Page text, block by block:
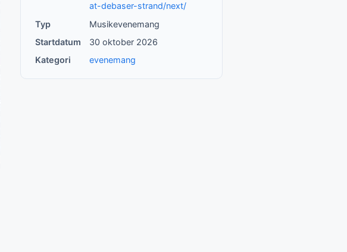
at-debaser-strand/next/
Typ
Musikevenemang
Startdatum
30 oktober 2026
Kategori
evenemang